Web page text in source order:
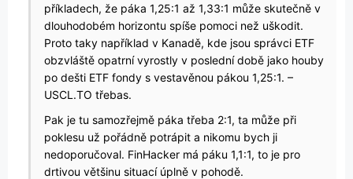
příkladech, že páka 1,25:1 až 1,33:1 může skutečně v
dlouhodobém horizontu spíše pomoci než uškodit.
Proto taky například v Kanadě, kde jsou správci ETF
obzvláště opatrní vyrostly v poslední době jako houby
po dešti ETF fondy s vestavěnou pákou 1,25:1. –
USCL.TO třebas.
Pak je tu samozřejmě páka třeba 2:1, ta může při
poklesu už pořádně potrápit a nikomu bych ji
nedoporučoval. FinHacker má páku 1,1:1, to je pro
drtivou většinu situací úplně v pohodě.